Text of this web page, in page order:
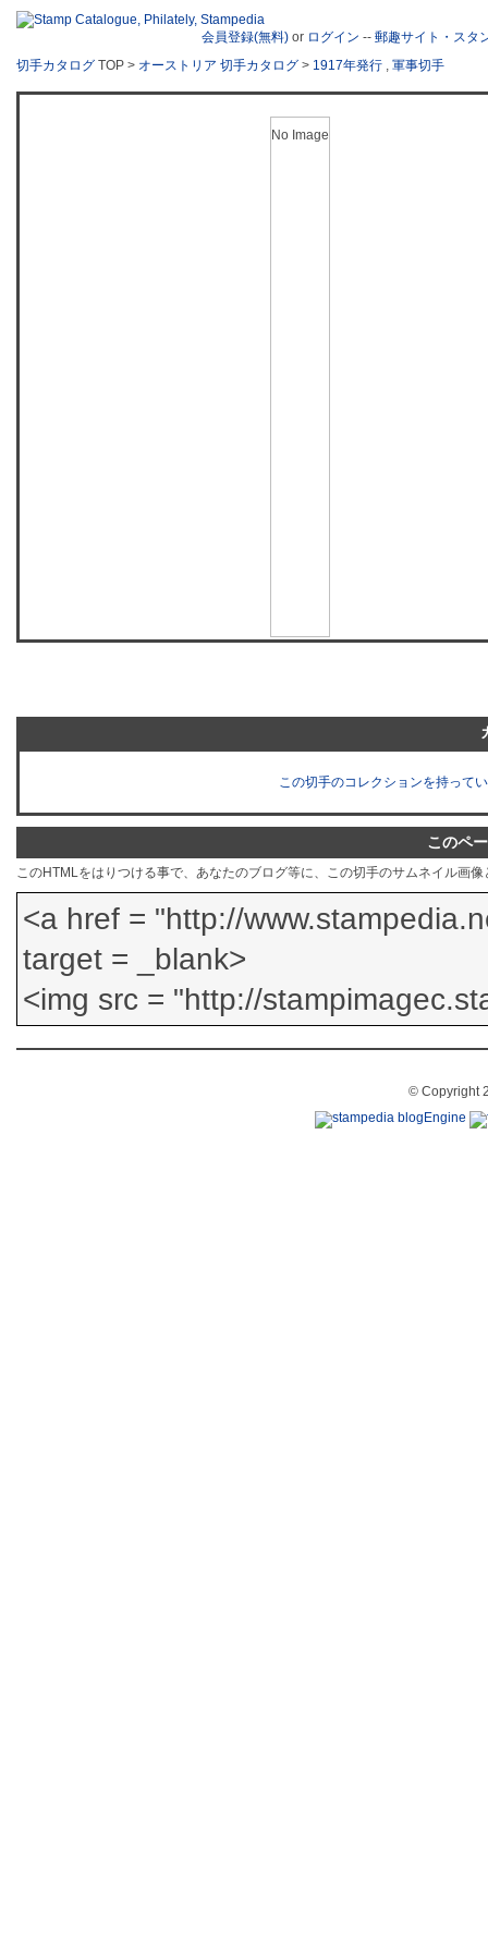
会員登録(無料) or ログイン -- 郵趣サイト・スタ
切手カタログ TOP > オーストリア 切手カタログ > 1917年発行 , 軍事切手
No Image
この切手のコレクションを持って
このペ
このHTMLをはりつける事で、あなたのブログ等に、この切手のサムネイル画
© Copyright